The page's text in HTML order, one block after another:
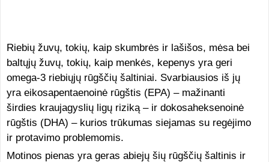
Riebių žuvų, tokių, kaip skumbrės ir lašišos, mėsa bei
baltųjų žuvų, tokių, kaip menkės, kepenys yra geri
omega-3 riebiųjų rūgščių šaltiniai. Svarbiausios iš jų
yra eikosapentaenoinė rūgštis (EPA) – mažinanti
širdies kraujagyslių ligų riziką – ir dokosaheksenoinė
rūgštis (DHA) – kurios trūkumas siejamas su regėjimo
ir protavimo problemomis.
Motinos pienas yra geras abiejų šių rūgščių šaltinis ir